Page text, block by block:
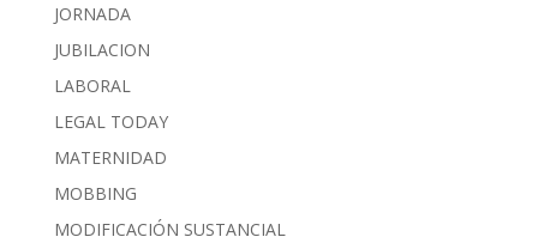
JORNADA
JUBILACION
LABORAL
LEGAL TODAY
MATERNIDAD
MOBBING
MODIFICACIÓN SUSTANCIAL